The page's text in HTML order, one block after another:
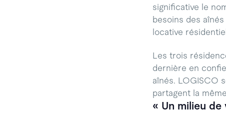
significative le
besoins des
locative
Les trois
dernière en
aînés. LOGISCO
partagent la
« Un milieu de